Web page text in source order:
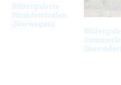
Bildergalerie
Blinkfestivalen
(Norwegen)